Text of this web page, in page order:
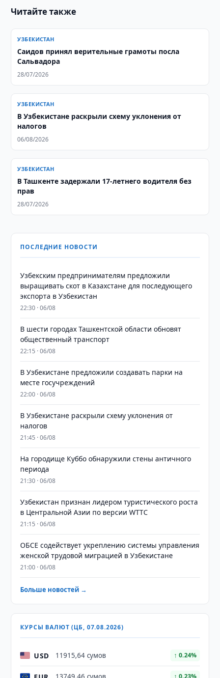
Читайте также
УЗБЕКИСТАН
Саидов принял верительные грамоты посла
Сальвадора
28/07/2026
УЗБЕКИСТАН
В Узбекистане раскрыли схему уклонения от
налогов
06/08/2026
УЗБЕКИСТАН
В Ташкенте задержали 17-летнего водителя без
прав
28/07/2026
ПОСЛЕДНИЕ НОВОСТИ
Узбекским предпринимателям предложили
выращивать скот в Казахстане для последующего
экспорта в Узбекистан
22:30 · 06/08
В шести городах Ташкентской области обновят
общественный транспорт
22:15 · 06/08
В Узбекистане предложили создавать парки на
месте госучреждений
22:00 · 06/08
В Узбекистане раскрыли схему уклонения от
налогов
21:45 · 06/08
На городище Куббо обнаружили стены античного
периода
21:30 · 06/08
Узбекистан признан лидером туристического роста
в Центральной Азии по версии WTTC
21:15 · 06/08
ОБСЕ содействует укреплению системы управления
женской трудовой миграцией в Узбекистане
21:00 · 06/08
Больше новостей →
КУРСЫ ВАЛЮТ (ЦБ, 07.08.2026)
USD 11915,64 сумов ↑ 0.24%
↑ 0.23%